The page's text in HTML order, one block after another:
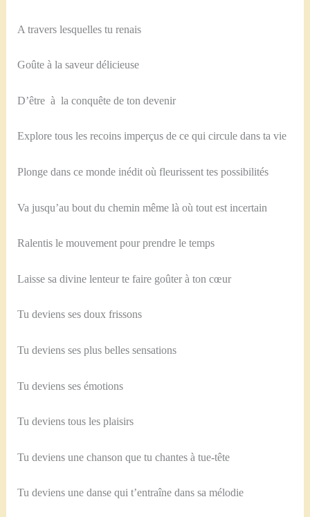
A travers lesquelles tu renais
Goûte à la saveur délicieuse
D’être à la conquête de ton devenir
Explore tous les recoins imperçus de ce qui circule dans ta vie
Plonge dans ce monde inédit où fleurissent tes possibilités
Va jusqu’au bout du chemin même là où tout est incertain
Ralentis le mouvement pour prendre le temps
Laisse sa divine lenteur te faire goûter à ton cœur
Tu deviens ses doux frissons
Tu deviens ses plus belles sensations
Tu deviens ses émotions
Tu deviens tous les plaisirs
Tu deviens une chanson que tu chantes à tue-tête
Tu deviens une danse qui t’entraîne dans sa mélodie